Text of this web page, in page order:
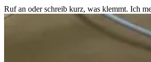
Ruf an oder schreib kurz, was klemmt. Ich